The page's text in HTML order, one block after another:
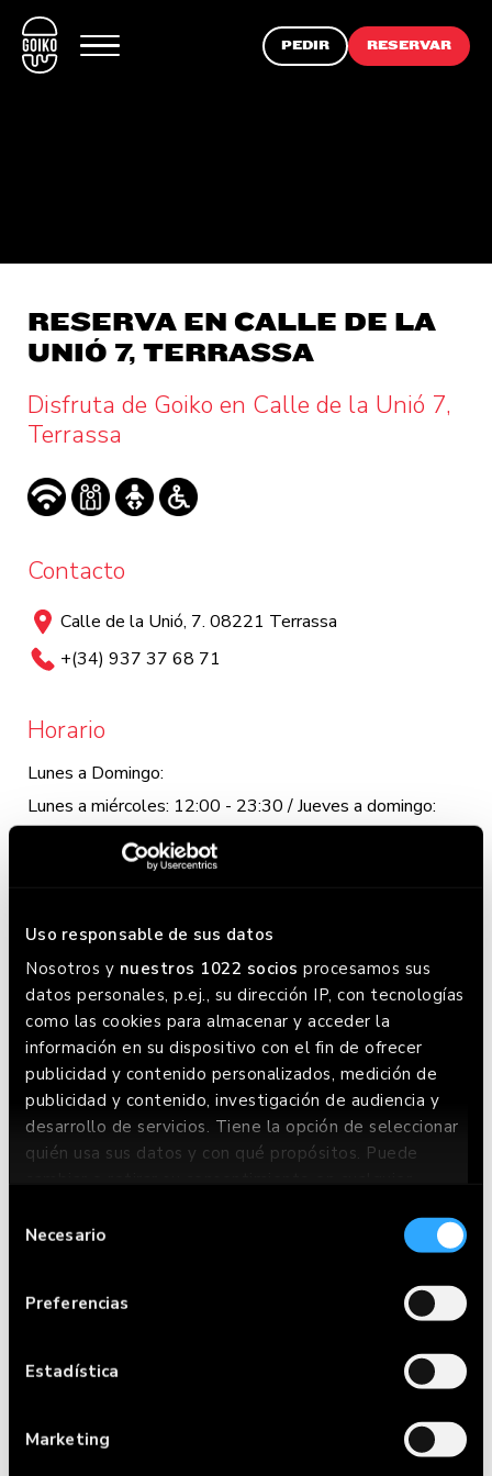
Uso responsable de sus datos
Nosotros y nuestros 1022 socios procesamos sus
datos personales, p.ej., su dirección IP, con tecnologías
como las cookies para almacenar y acceder la
información en su dispositivo con el fin de ofrecer
publicidad y contenido personalizados, medición de
publicidad y contenido, investigación de audiencia y
desarrollo de servicios. Tiene la opción de seleccionar
quién usa sus datos y con qué propósitos. Puede
en el Menú de consentimiento.
Recopilar información sobre su ubicación
varios metros
específicas (huellas digitales)
deNecesario
Preferencias
Estadística
Marketing
PEDIR RESERVAR
RESERVA EN CALLE DE LA
UNIÓ 7, TERRASSA
Disfruta de Goiko en Calle de la Unió 7,
Terrassa
Contacto
Calle de la Unió, 7. 08221 Terrassa
+(34) 937 37 68 71
Horario
Lunes a Domingo:
Lunes a miércoles: 12:00 - 23:30 / Jueves a domingo:
12:00 - 0:00. Este horario puede variar, chequea en
Google donde siempre lo tenemos actualizado.
CARTA
RESERVAR
FRIENDS WITH